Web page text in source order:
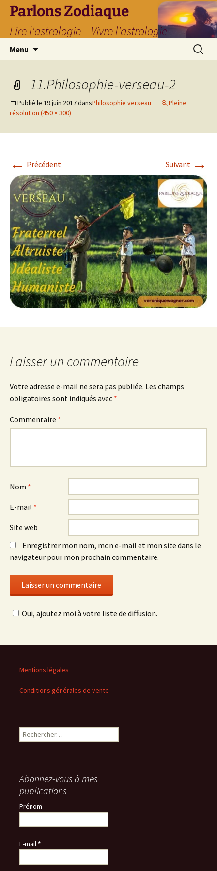
Parlons Zodiaque
Lire l'astrologie – Vivre l'astrologie
Menu
11.Philosophie-verseau-2
Publié le 19 juin 2017dansPhilosophie verseau
Pleine
résolution (450 × 300)
← Précédent Suivant →
Laisser un commentaire
Votre adresse e-mail ne sera pas publiée. Les champs
obligatoires sont indiqués avec *
Commentaire *
Nom *
E-mail *
Site web
Enregistrer mon nom, mon e-mail et mon site dans le
navigateur pour mon prochain commentaire.
Oui, ajoutez moi à votre liste de diffusion.
Mentions légales
Conditions générales de vente
Rechercher :
Abonnez-vous à mes
publications
Prénom
E-mail*